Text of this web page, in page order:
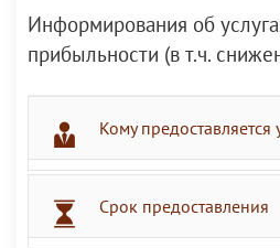
Информирования об
прибыльности (в т.ч.
Кому предоставляется
Срок предоставления